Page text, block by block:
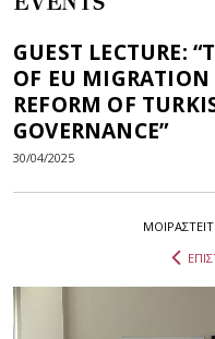
GUEST LECTURE:
OF EU
REFORM OF
GOVERNANCE”
30/04/2025